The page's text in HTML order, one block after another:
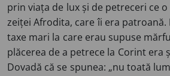
prin viața de lux și de petreceri ce
zeiței Afrodita, care îi era
taxe mari la care erau supuse
plăcerea de a petrece la Corint era
Dovadă că se spunea: „nu toată